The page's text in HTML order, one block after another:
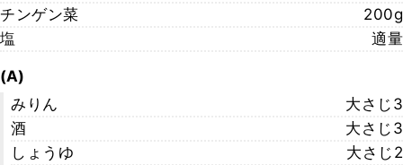
チンゲン菜
200g
塩
適量
(A)
みりん
大さじ3
酒
大さじ3
しょうゆ
大さじ2